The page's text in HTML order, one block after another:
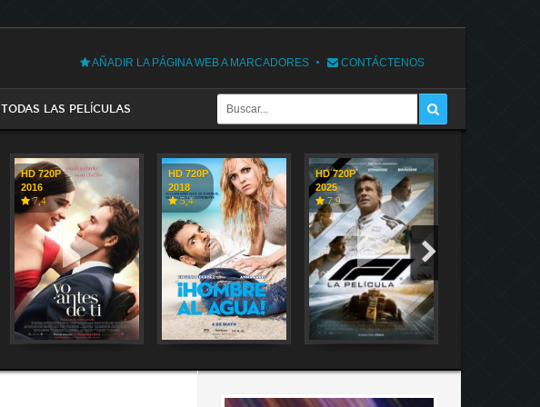
AÑADIR LA PÁGINA WEB A MARCADORES CONTÁCTENOS
TODAS LAS PELÍCULAS
HD 720P
2016
7,4
HD 720P
2018
5,4
HD 720P
2025
7,9